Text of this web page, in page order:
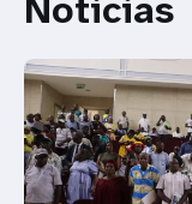
Noticias